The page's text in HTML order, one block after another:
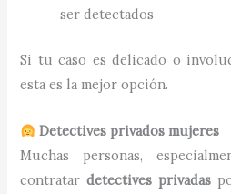
ser detectados
Si tu caso es delicado o
esta es la mejor opción.
Detectives privados mujeres
Muchas personas,
contratardetectives privadas